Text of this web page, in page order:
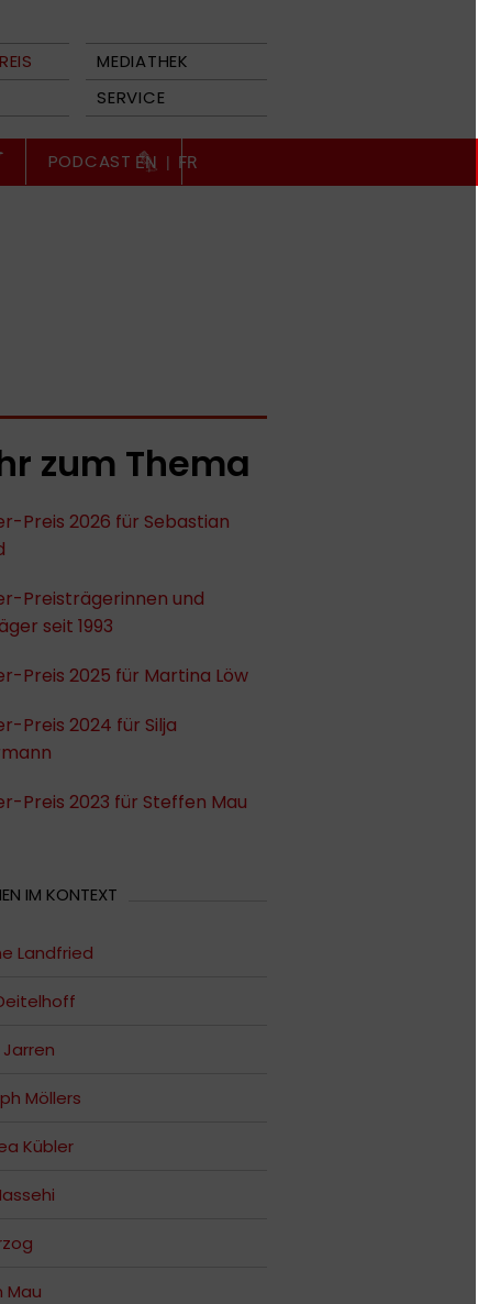
MEDIATHEK
SERVICE
PODCAST EN | FR
zum Thema
Preis 2026 für Sebastian
Preisträgerinnen und
seit 1993
Preis 2025 für Martina Löw
Preis 2024 für Silja
Preis 2023 für Steffen Mau
IM KONTEXT
Landfried
Möllers
Kübler
Mau